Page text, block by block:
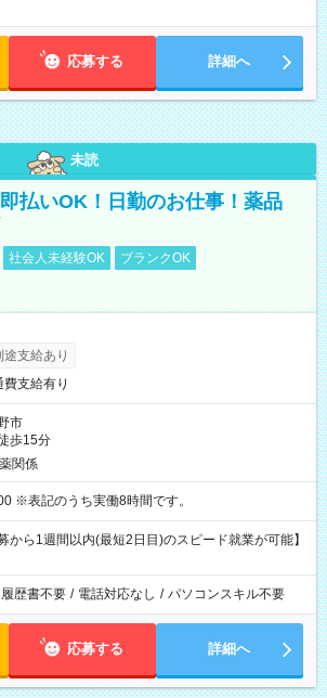
応募する 詳細へ
未読
払いOK！日勤のお仕事！薬品
社会人未経験OK
ブランクOK
支給あり
費支給有り
市
歩15分
関係
13:00～22:00 ※表記のうち実働8時間です。
から1週間以内(最短2日目)のスピード就業が可能】
履歴書不要 / 電話対応なし / パソコンスキル不要
応募する 詳細へ